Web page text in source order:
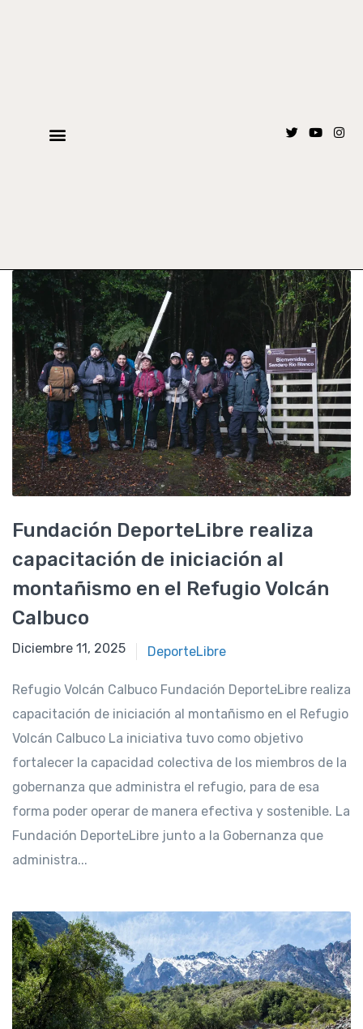
Fundación DeporteLibre realiza
capacitación de iniciación al
montañismo en el Refugio Volcán
Calbuco
Junio 6, 2025
Diciembre 11, 2025 DeporteLibre
Refugio Volcán Calbuco Fundación DeporteLibre realiza
capacitación de iniciación al montañismo en el Refugio
Volcán Calbuco La iniciativa tuvo como objetivo
fortalecer la capacidad colectiva de los miembros de la
gobernanza que administra el refugio, para de esa
forma poder operar de manera efectiva y sostenible. La
Fundación DeporteLibre junto a la Gobernanza que
administra...